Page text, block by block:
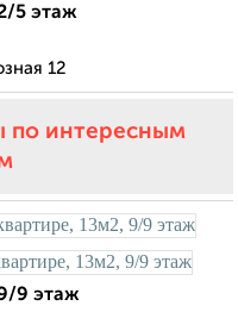
5 этаж
12
по интересным
9 этаж